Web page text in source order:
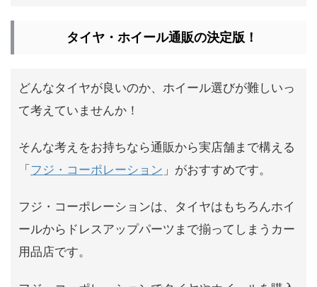
タイヤ・ホイール通販の決定版！
どんなタイヤが良いのか、ホイール選びが難しいっ
て考えていませんか！
そんな考えをお持ちなら通販から実店舗まで構える
「フジ・コーポレーション 」がおすすめです。
フジ・コーポレーションは、タイヤはもちろんホイ
ールからドレスアップパーツまで揃ってしまうカー
用品店です。